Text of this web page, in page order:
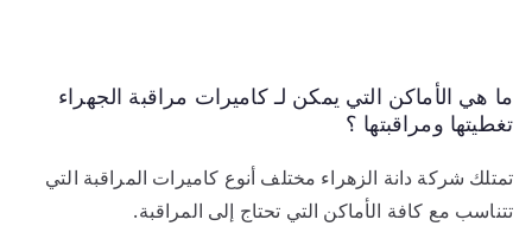
ما هي الأماكن التي يمكن لـ كاميرات مراقبة الجهراء
تغطيتها ومراقبتها ؟
تمتلك شركة دانة الزهراء مختلف أنوع كاميرات المراقبة التي
تتناسب مع كافة الأماكن التي تحتاج إلى المراقبة.